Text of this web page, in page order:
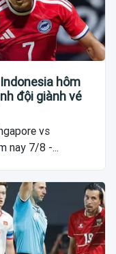
hôm
đội giành vé
vs
nay 7/8 -...